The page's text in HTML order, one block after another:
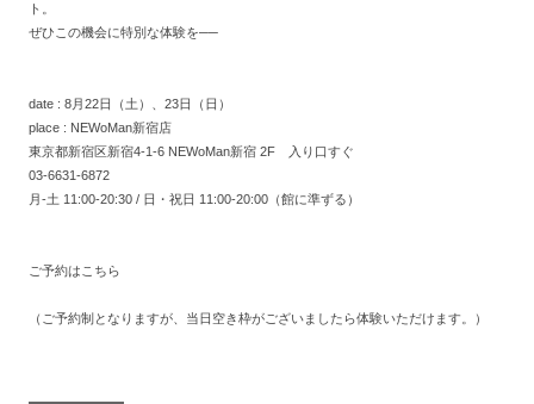
ト。
ぜひこの機会に特別な体験を──
date : 8月22日（土）、23日（日）
place : NEWoMan新宿店
東京都新宿区新宿4-1-6 NEWoMan新宿 2F 入り口すぐ
03-6631-6872
月-土 11:00-20:30 / 日・祝日 11:00-20:00（館に準ずる）
ご予約はこちら
（ご予約制となりますが、当日空き枠がございましたら体験いただけます。）